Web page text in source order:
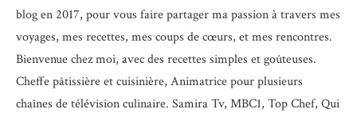
blog en 2017, pour vous faire partager ma passion à travers mes
voyages, mes recettes, mes coups de cœurs, et mes rencontres.
Bienvenue chez moi, avec des recettes simples et goûteuses.
Cheffe pâtissière et cuisinière, Animatrice pour plusieurs
chaînes de télévision culinaire. Samira Tv, MBC1, Top Chef, Qui